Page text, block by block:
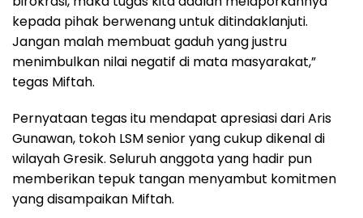
kepada pihak berwenang untuk ditindaklanjuti.
Jangan malah membuat gaduh yang justru
menimbulkan nilai negatif di mata masyarakat,”
tegas Miftah.
Pernyataan tegas itu mendapat apresiasi dari Aris
Gunawan, tokoh LSM senior yang cukup dikenal di
wilayah Gresik. Seluruh anggota yang hadir pun
memberikan tepuk tangan menyambut komitmen
yang disampaikan Miftah.